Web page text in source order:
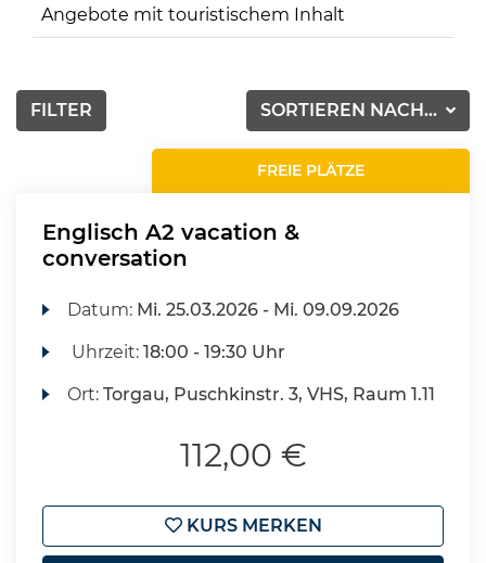
Angebote mit touristischem Inhalt
SORTIEREN NACH...
FILTER
FREIE PLÄTZE
Englisch A2 vacation &
conversation
Datum: Mi. 25.03.2026 - Mi. 09.09.2026
Uhrzeit:18:00 - 19:30 Uhr
Ort:Torgau, Puschkinstr. 3, VHS, Raum 1.11
112,00 €
KURS MERKEN